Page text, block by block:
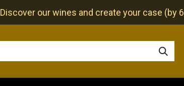
Discover our wines and create your case (by